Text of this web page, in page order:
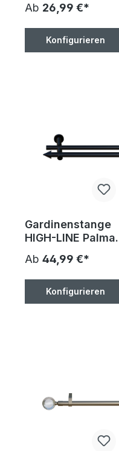
antik, Ø 20 mm,
100-400 cm, inkl.
Träger und
Endstücke
Ab 26,99 €*
Konfigurieren
Gardinenstange
HIGH-LINE Palma,
glanz, Ø 20 mm,
100 cm, inkl.
Träger und
Endstücke
Ab 44,99 €*
Konfigurieren